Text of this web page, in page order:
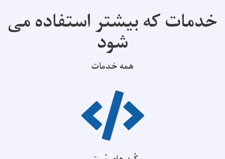
که بیشتر استفاده می
همه خدمات